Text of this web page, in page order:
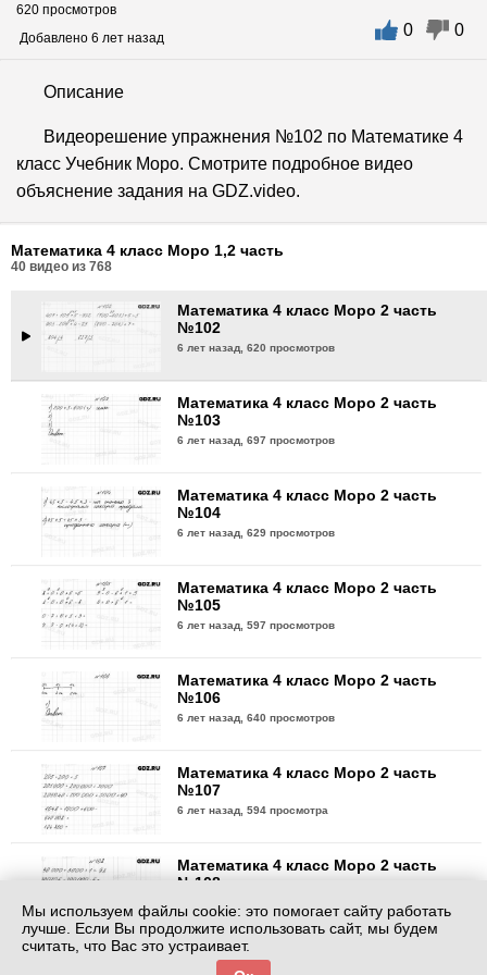
620 просмотров
Добавлено 6 лет назад
0 0
Описание
Видеорешение упражнения №102 по Математике 4
класс Учебник Моро. Смотрите подробное видео
объяснение задания на GDZ.video.
Математика 4 класс Моро 1,2 часть
40 видео из 768
Математика 4 класс Моро 2 часть
№100
6 лет назад,539 просмотров
6 лет назад,559 просмотров
Математика 4 класс Моро 2 часть
№102
6 лет назад,620 просмотров
Математика 4 класс Моро 2 часть
№103
6 лет назад,697 просмотров
Математика 4 класс Моро 2 часть
№104
6 лет назад,629 просмотров
Математика 4 класс Моро 2 часть
№105
6 лет назад,597 просмотров
Математика 4 класс Моро 2 часть
№106
6 лет назад,640 просмотров
Математика 4 класс Моро 2 часть
№107
6 лет назад,594 просмотра
Математика 4 класс Моро 2 часть
№108
Математика 4 класс Моро 2 часть
Мы используем файлы cookie: это помогает сайту работать
лучше. Если Вы продолжите использовать сайт, мы будем
считать, что Вас это устраивает.